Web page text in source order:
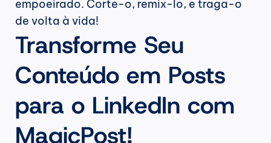
empoeirado. Corte-o, remix-lo, e traga-o
de volta à vida!
Transforme Seu
Conteúdo em Posts
para o LinkedIn com
MagicPost!